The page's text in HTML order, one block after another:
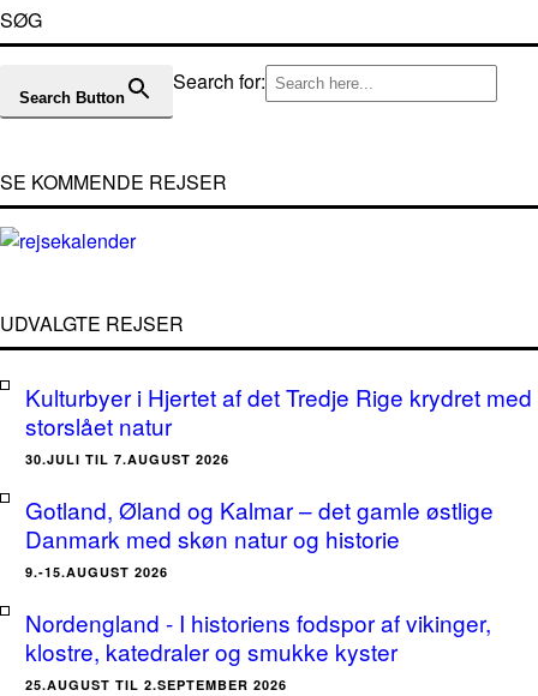
SØG
Search for:
Search Button
SE KOMMENDE REJSER
UDVALGTE REJSER
Kulturbyer i Hjertet af det Tredje Rige krydret med
storslået natur
30.JULI TIL 7.AUGUST 2026
Gotland, Øland og Kalmar – det gamle østlige
Danmark med skøn natur og historie
9.-15.AUGUST 2026
Nordengland - I historiens fodspor af vikinger,
klostre, katedraler og smukke kyster
25.AUGUST TIL 2.SEPTEMBER 2026